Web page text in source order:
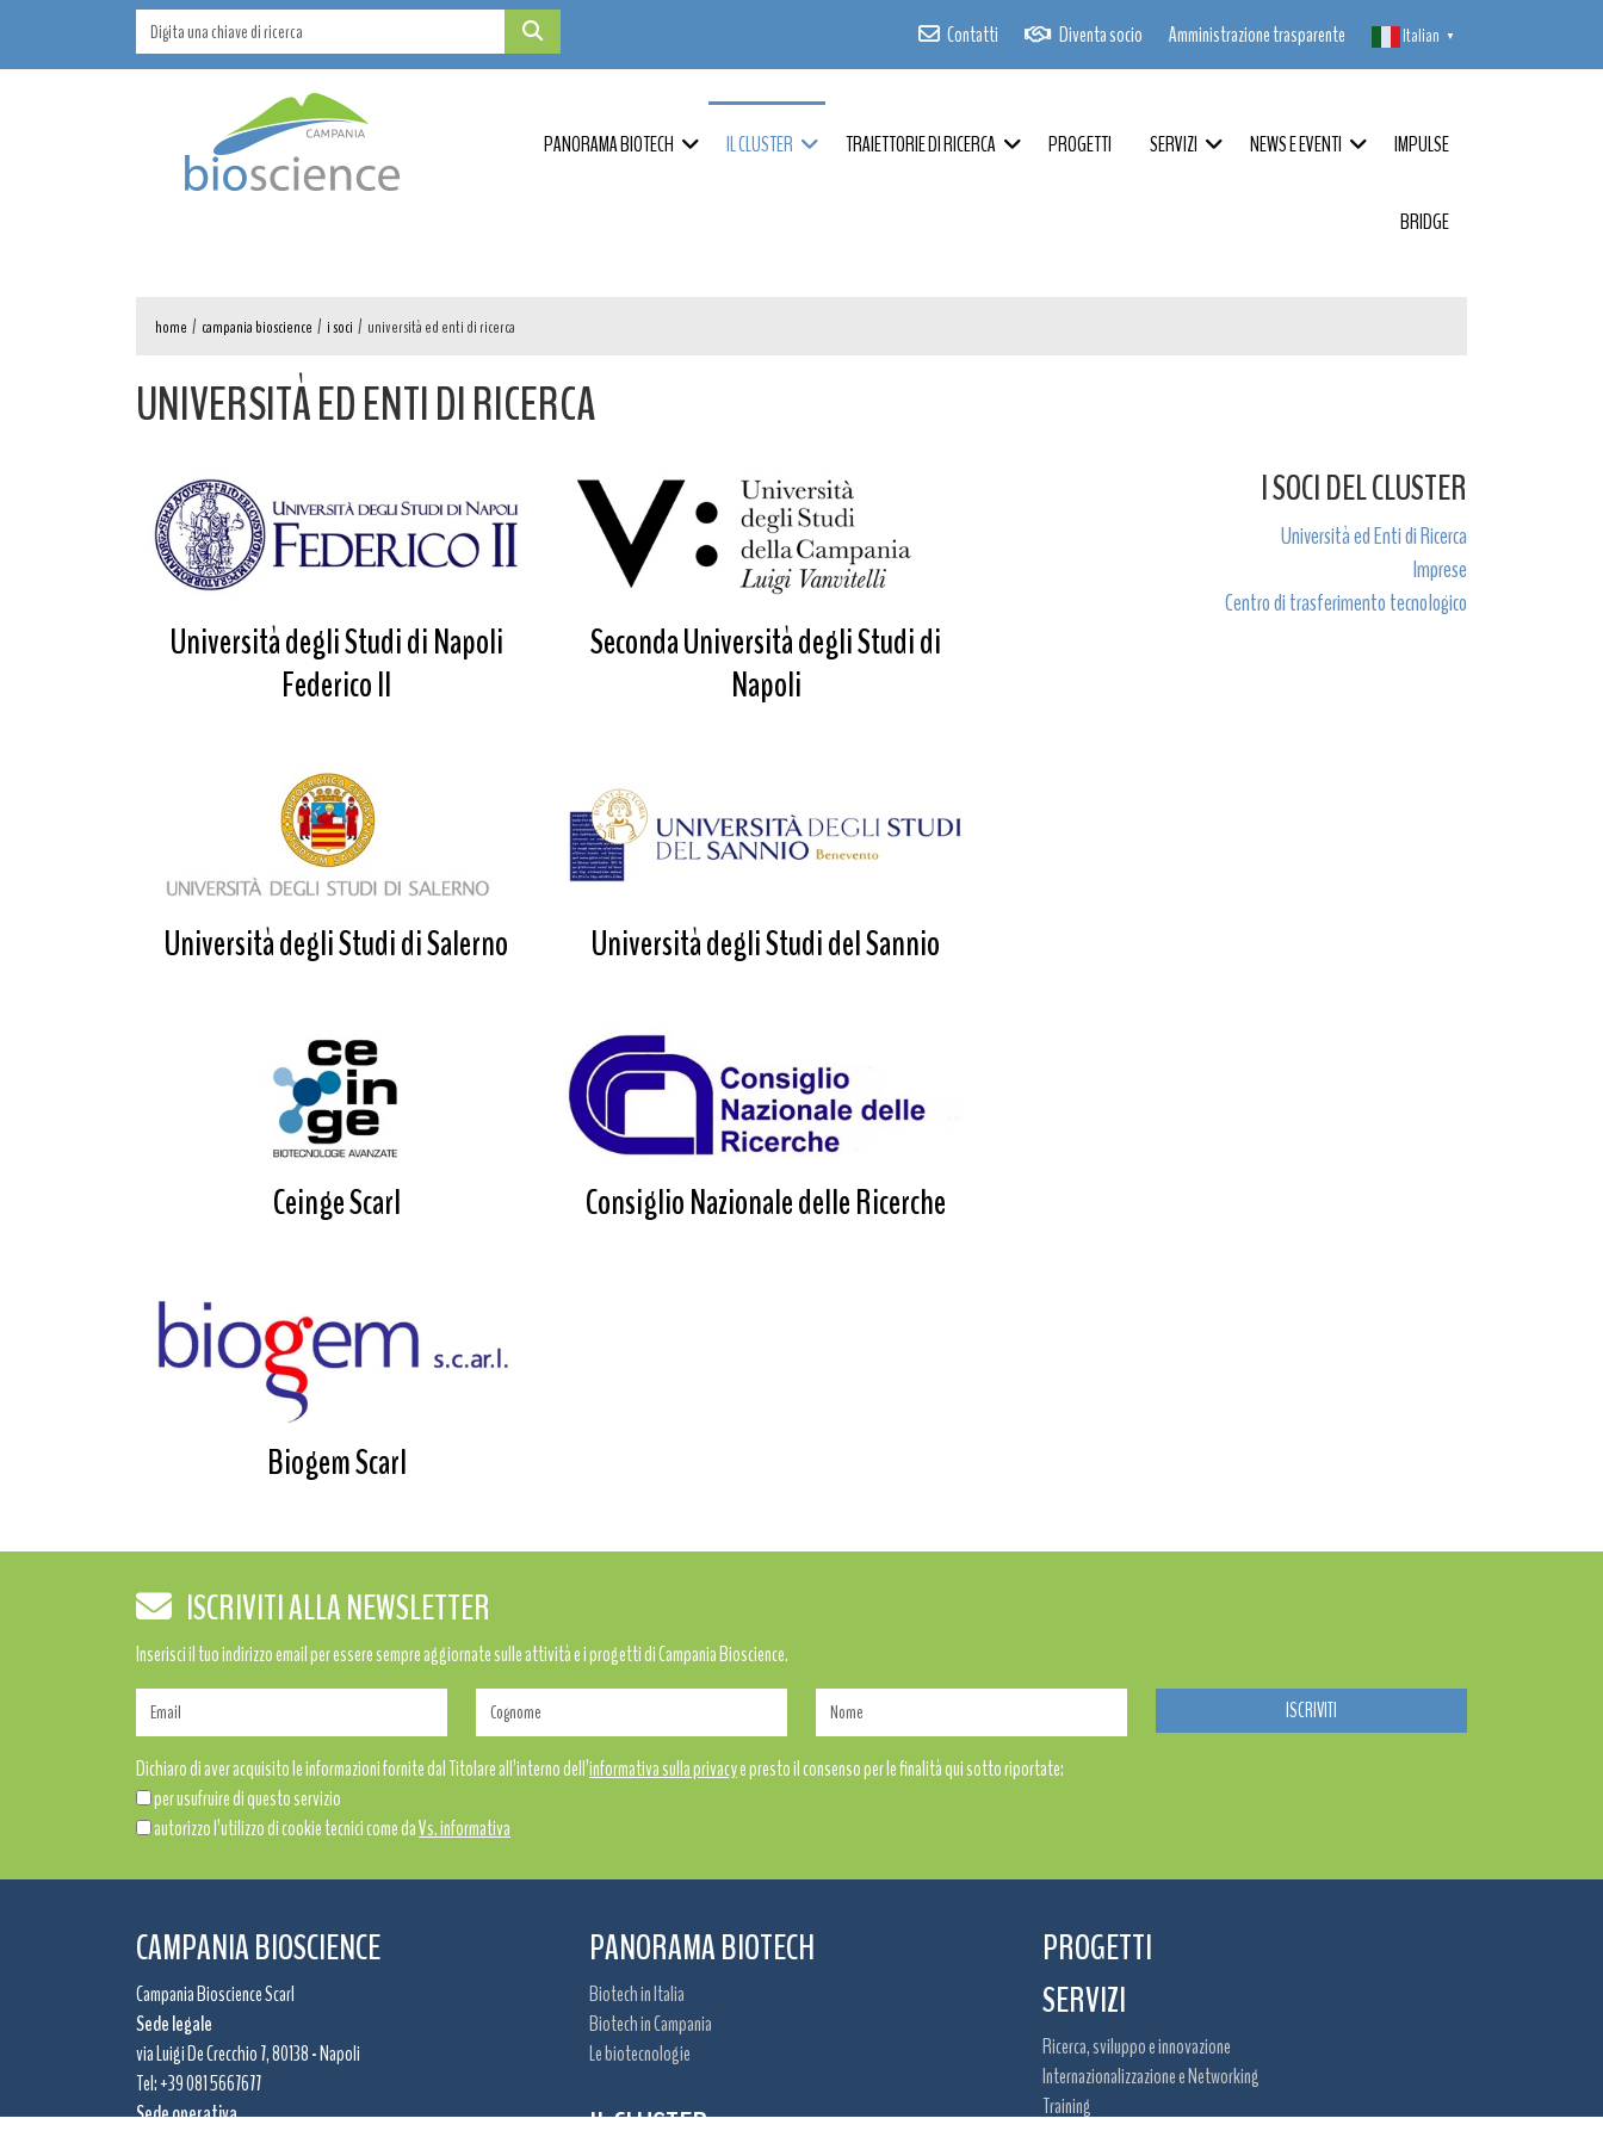
Contatti Diventa socio Amministrazione trasparente Italian ▼
PANORAMA BIOTECH IL CLUSTER TRAIETTORIE DI RICERCA PROGETTI SERVIZI NEWS E EVENTI IMPULSE
BRIDGE
home / campania bioscience / i soci / università ed enti di ricerca
UNIVERSITÀ ED ENTI DI RICERCA
Università degli Studi di Napoli
Federico II
Seconda Università degli Studi di
Napoli
Università degli Studi di Salerno Università degli Studi del Sannio
Ceinge Scarl Consiglio Nazionale delle Ricerche
Biogem Scarl
I SOCI DEL CLUSTER
Università ed Enti di Ricerca
Imprese
Centro di trasferimento tecnologico
ISCRIVITI ALLA NEWSLETTER
Inserisci il tuo indirizzo email per essere sempre aggiornate sulle attività e i progetti di Campania Bioscience.
Dichiaro di aver acquisito le informazioni fornite dal Titolare all’interno dell’informativa sulla privacye presto il consenso per le finalità qui sotto riportate:
per usufruire di questo servizio
autorizzo l’utilizzo di cookie tecnici come daVs. informativa
CAMPANIA BIOSCIENCE
Campania Bioscience Scarl
Sede legale
via Luigi De Crecchio 7, 80138 - Napoli
Tel: +39 081 5667677
Sede operativa
PANORAMA BIOTECH
Biotech in Italia
Biotech in Campania
Le biotecnologie
IL CLUSTER
PROGETTI
SERVIZI
Ricerca, sviluppo e innovazione
Internazionalizzazione e Networking
Training